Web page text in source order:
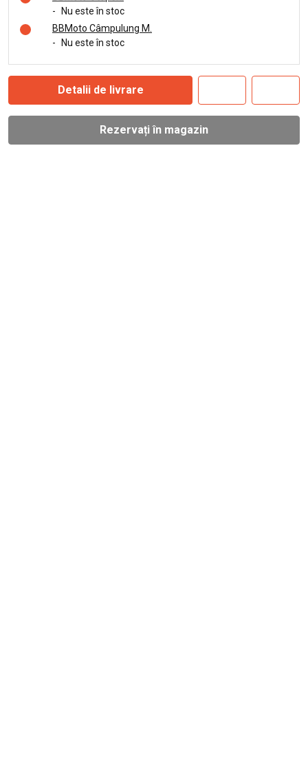
-
Nu este în stoc
BBMoto Câmpulung M.
-
Nu este în stoc
Detalii de livrare
Rezervați în magazin